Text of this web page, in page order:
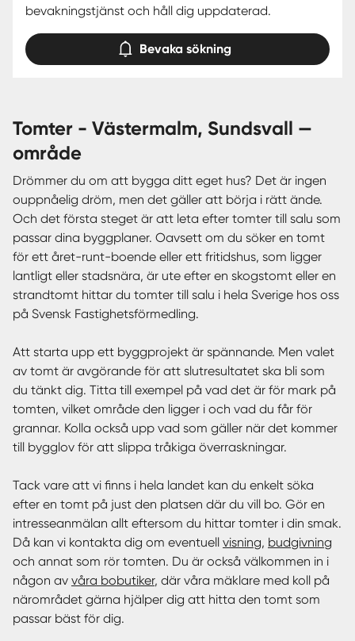
bevakningstjänst och håll dig uppdaterad.
Bevaka sökning
tomter - Västermalm, Sundsvall —
område
Drömmer du om att bygga ditt eget hus? Det är ingen
ouppnåelig dröm, men det gäller att börja i rätt ände.
Och det första steget är att leta efter tomter till salu som
passar dina byggplaner. Oavsett om du söker en tomt
för ett året-runt-boende eller ett fritidshus, som ligger
lantligt eller stadsnära, är ute efter en skogstomt eller en
strandtomt hittar du tomter till salu i hela Sverige hos oss
på Svensk Fastighetsförmedling.
Att starta upp ett byggprojekt är spännande. Men valet
av tomt är avgörande för att slutresultatet ska bli som
du tänkt dig. Titta till exempel på vad det är för mark på
tomten, vilket område den ligger i och vad du får för
grannar. Kolla också upp vad som gäller när det kommer
till bygglov för att slippa tråkiga överraskningar.
Tack vare att vi finns i hela landet kan du enkelt söka
efter en tomt på just den platsen där du vill bo. Gör en
intresseanmälan allt eftersom du hittar tomter i din smak.
Då kan vi kontakta dig om eventuell visning, budgivning
och annat som rör tomten. Du är också välkommen in i
någon av våra bobutiker, där våra mäklare med koll på
närområdet gärna hjälper dig att hitta den tomt som
passar bäst för dig.